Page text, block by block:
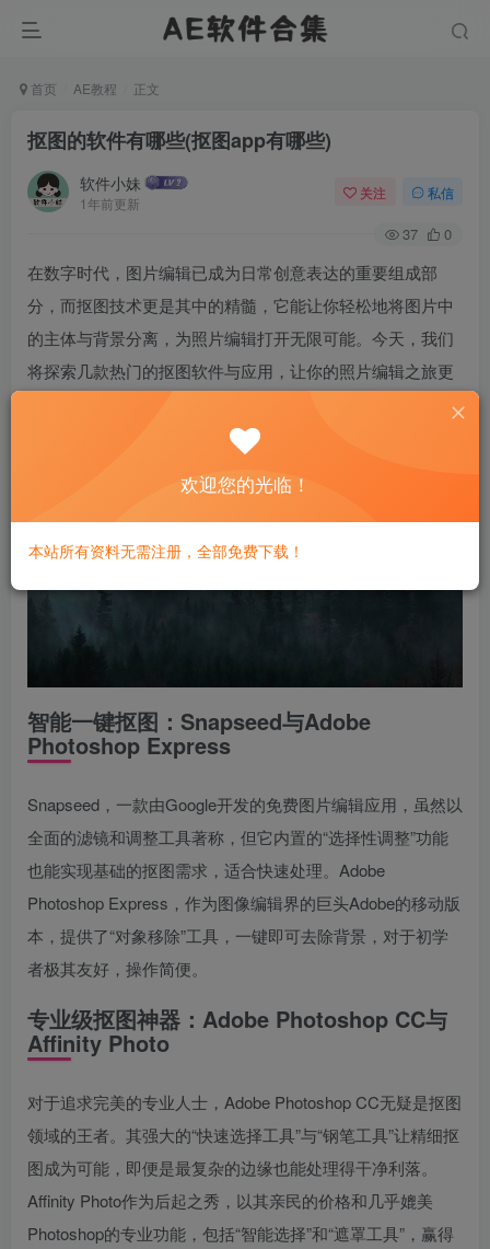
首页 AE教程 正文
抠图的软件有哪些(抠图app有哪些)
软件小妹
1年前更新
关注 私信
37 0
在数字时代，图片编辑已成为日常创意表达的重要组成部
分，而抠图技术更是其中的精髓，它能让你轻松地将图片中
的主体与背景分离，为照片编辑打开无限可能。今天，我们
将探索几款热门的抠图软件与应用，让你的照片编辑之旅更
智能一键抠图：Snapseed与Adobe
Photoshop Express
Snapseed，一款由Google开发的免费图片编辑应用，虽然以
全面的滤镜和调整工具著称，但它内置的“选择性调整”功能
也能实现基础的抠图需求，适合快速处理。Adobe
Photoshop Express，作为图像编辑界的巨头Adobe的移动版
本，提供了“对象移除”工具，一键即可去除背景，对于初学
者极其友好，操作简便。
专业级抠图神器：Adobe Photoshop CC与
Affinity Photo
对于追求完美的专业人士，Adobe Photoshop CC无疑是抠图
领域的王者。其强大的“快速选择工具”与“钢笔工具”让精细抠
图成为可能，即便是最复杂的边缘也能处理得干净利落。
Affinity Photo作为后起之秀，以其亲民的价格和几乎媲美
Photoshop的专业功能，包括“智能选择”和“遮罩工具”，赢得
欢迎您的光临！
本站所有资料无需注册，全部免费下载！